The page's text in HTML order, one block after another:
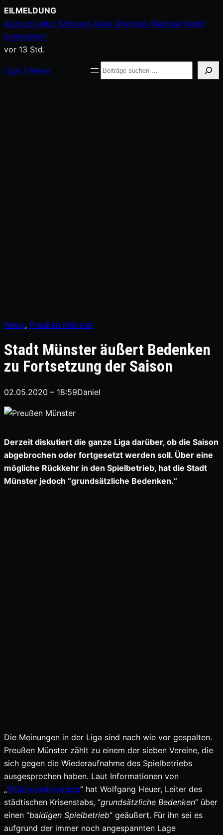
Zum
Inhalt
springen
EILMELDUNG
Azzouzi setzt Schroers klare Grenzen: Wechsel bleibt
kompliziert
vor 13 Std.
Liga 3 News Suche
News, Preußen Münster
Stadt Münster äußert Bedenken
zu Fortsetzung der Saison
02.05.2020 – 18:59Daniel
Derzeit diskutiert die ganze Liga darüber, ob die Saison
abgebrochen oder fortgesetzt werden soll. Über eine
mögliche Rückkehr in den Spielbetrieb, hat die Stadt
Münster jedoch “grundsätzliche Bedenken.“
Die Meinungen in der Liga sind nach wie vor gespalten.
Preußen Münster zählt zu einem der sieben Vereine, die
sich gegen die Wiederaufnahme des Spielbetriebs
ausgesprochen haben. Laut Informationen von
„100prozentmeinscp“ hat Wolfgang Heuer, Leiter des
städtischen Krisenstabs, “grundsätzliche Bedenken” über
einen “baldigen Spielbetrieb” geäußert. Für ihn sei es
aufgrund der immer noch angespannten Lage